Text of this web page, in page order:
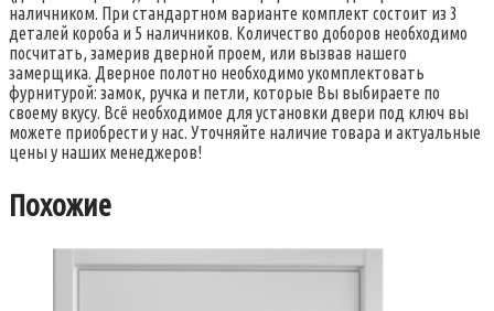
наличником. При стандартном варианте комплект состоит из 3
деталей короба и 5 наличников. Количество доборов необходимо
посчитать, замерив дверной проем, или вызвав нашего
замерщика. Дверное полотно необходимо укомплектовать
фурнитурой: замок, ручка и петли, которые Вы выбираете по
своему вкусу. Всё необходимое для установки двери под ключ вы
можете приобрести у нас. Уточняйте наличие товара и актуальные
цены у наших менеджеров!
Похожие